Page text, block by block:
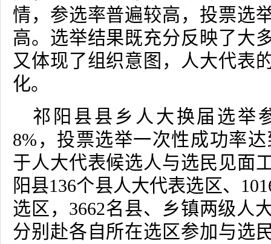
情，参选率普遍较高，投票选
高。选举结果既充分反映了大
又体现了组织意图，人大代表
化。
祁阳县县乡人大换届选举
8% ，投票选举一次性成功率
于人大代表候选人与选民见面
阳县136个县人大代表选区、
选区， 3662名县、乡镇两级人
分别赴各自所在选区参加与选